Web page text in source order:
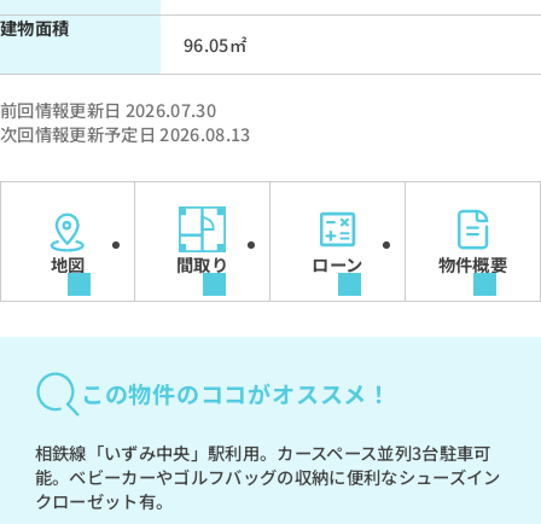
建物面積
96.05㎡
前回情報更新日 2026.07.30
次回情報更新予定日 2026.08.13
地図 間取り ローン 物件概要
この物件のココがオススメ！
相鉄線「いずみ中央」駅利用。カースペース並列3台駐車可
能。ベビーカーやゴルフバッグの収納に便利なシューズイン
クローゼット有。